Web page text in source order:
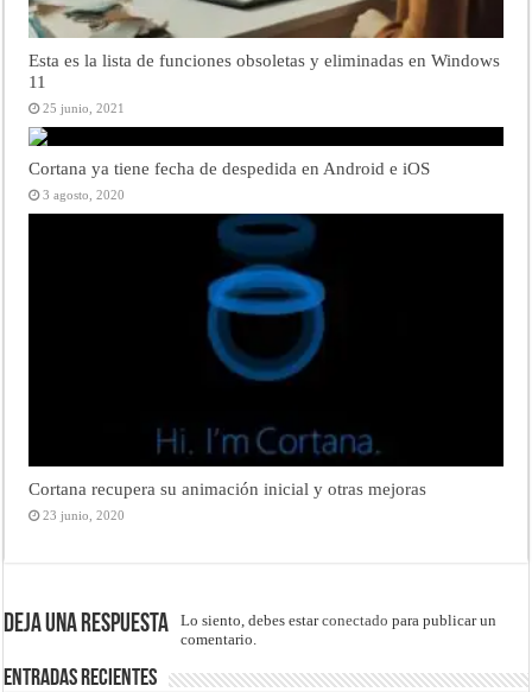
Esta es la lista de funciones obsoletas y eliminadas en Windows
11
25 junio, 2021
Cortana ya tiene fecha de despedida en Android e iOS
3 agosto, 2020
Cortana recupera su animación inicial y otras mejoras
23 junio, 2020
Deja una respuesta Lo siento, debes estarconectado para publicar un
comentario.
Entradas recientes